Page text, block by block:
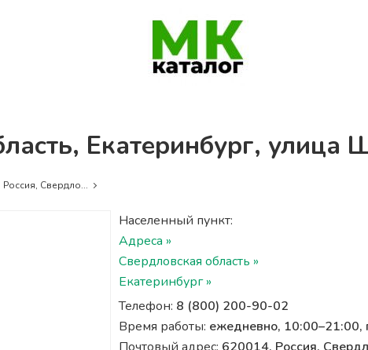
Екатеринбург, улица
Россия, Свердло...
Населенный пункт:
Адреса »
Свердловская область »
Екатеринбург »
Телефон: 8 (800) 200-90-02
Время работы: ежедневно, 10:00–21:00,